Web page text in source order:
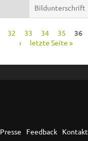
Bildunterschrift
32 33 34 35 36
›
letzte Seite »
Presse Feedback Kontakt